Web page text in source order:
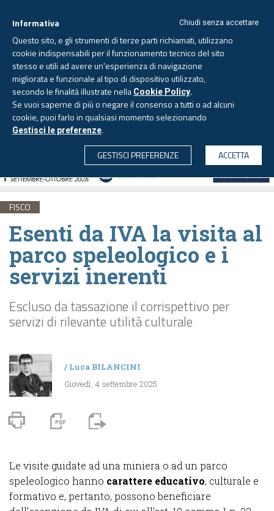
CERCA
Sabato, 8 agosto 2026 - Aggiornato alle 6.00
FISCO
Esenti da IVA la visita al
parco speleologico e i
servizi inerenti
Escluso da tassazione il corrispettivo per
servizi di rilevante utilità culturale
/Luca BILANCINI
Giovedì, 4 settembre 2025
Le visite guidate ad una miniera o ad un parco
speleologico hanno carattere educativo, culturale e
formativo e, pertanto, possono beneficiare
Chiudi senza accettare
Informativa
Questo sito, e gli strumenti di terze parti richiamati, utilizzano
cookie indispensabili per il funzionamento tecnico del sito
stesso e utili ad avere un'esperienza di navigazione
migliorata e funzionale al tipo di dispositivo utilizzato,
secondo le finalità illustrate nella Cookie Policy.
Se vuoi saperne di più o negare il consenso a tutti o ad alcuni
cookie, puoi farlo in qualsiasi momento selezionando
Gestisci le preferenze.
GESTISCI PREFERENZE
ACCETTA